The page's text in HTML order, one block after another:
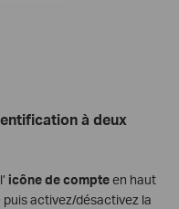
à deux
icône de compteen haut
puis activez/désactivez la